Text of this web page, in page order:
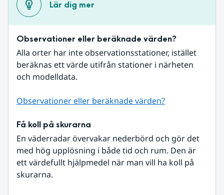
Lär dig mer
Observationer eller beräknade värden?
Alla orter har inte observationsstationer, istället
beräknas ett värde utifrån stationer i närheten
och modelldata.
Observationer eller beräknade värden?
Få koll på skurarna
En väderradar övervakar nederbörd och gör det
med hög upplösning i både tid och rum. Den är
ett värdefullt hjälpmedel när man vill ha koll på
skurarna.